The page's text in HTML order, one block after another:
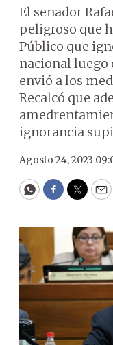
El senador
peligroso que
Público que
nacional luego
envió a los
Recalcó que
ignorancia
Agosto 24, 2023
WhatsApp
Facebook